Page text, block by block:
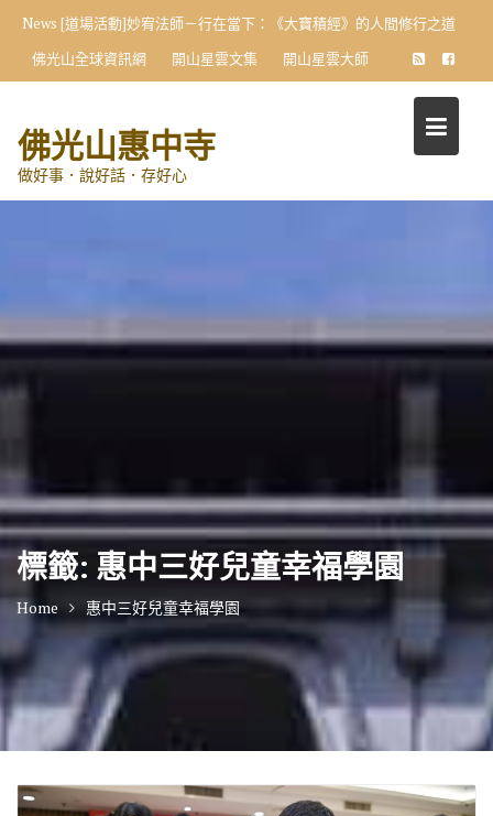
content
News [道場活動]妙宥法師－行在當下：《大寶積經》的人間修行之道
佛光山全球資訊網
開山星雲文集 開山星雲大師
佛光山惠中寺
做好事．說好話．存好心
標籤: 惠中三好兒童幸福學園
Home 惠中三好兒童幸福學園